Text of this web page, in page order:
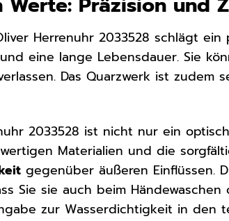
Herrenuhr 2033528 schlägt
eine lange Lebensdauer. Sie
Das Quarzwerk ist
2033528 ist nicht nur ein
Materialien und die
gegenüber äußeren Einflüssen.
Sie sie auch beim
zur Wasserdichtigkeit in den